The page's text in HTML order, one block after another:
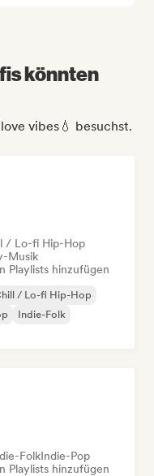
könnten
vibes💧 besuchst.
/ Lo-fi Hip-Hop
Musik
Playlists hinzufügen
/ Lo-fi Hip-Hop
Indie-Folk
FolkIndie-Pop
Playlists hinzufügen